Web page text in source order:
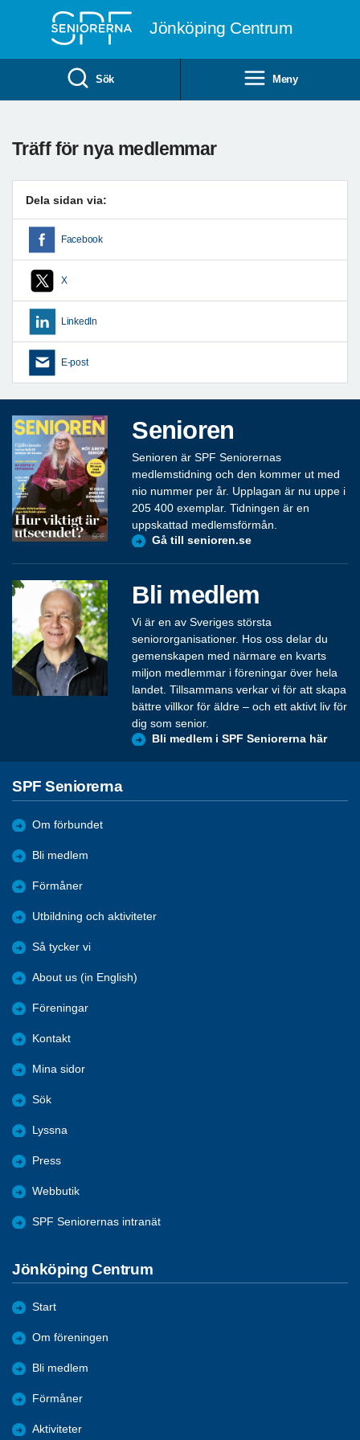
Jönköping Centrum
Sök Meny
Träff för nya medlemmar
Dela sidan via:
Facebook
X
LinkedIn
E-post
Senioren
Senioren är SPF Seniorernas
medlemstidning och den kommer ut med
nio nummer per år. Upplagan är nu uppe i
205 400 exemplar. Tidningen är en
uppskattad medlemsförmån.
Gå till senioren.se
Bli medlem
Vi är en av Sveriges största
seniororganisationer. Hos oss delar du
gemenskapen med närmare en kvarts
miljon medlemmar i föreningar över hela
landet. Tillsammans verkar vi för att skapa
bättre villkor för äldre – och ett aktivt liv för
dig som senior.
Bli medlem i SPF Seniorerna här
SPF Seniorerna
Om förbundet
Bli medlem
Förmåner
Utbildning och aktiviteter
Så tycker vi
About us (in English)
Föreningar
Kontakt
Mina sidor
Sök
Lyssna
Press
Webbutik
SPF Seniorernas intranät
Jönköping Centrum
Start
Om föreningen
Bli medlem
Förmåner
Aktiviteter